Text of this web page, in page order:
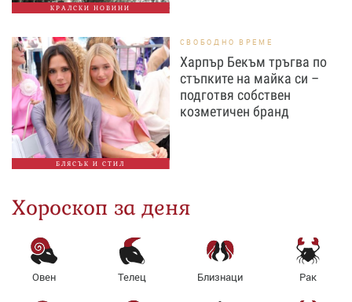
КРАЛСКИ НОВИНИ
БЛЯСЪК И СТИЛ
СВОБОДНО ВРЕМЕ
Харпър Бекъм тръгва по
стъпките на майка си –
подготвя собствен
козметичен бранд
Хороскоп за деня
Овен Телец Близнаци Рак